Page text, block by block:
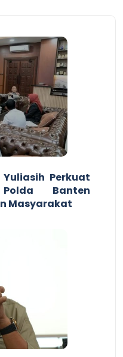
Perkuat
Banten
Masyarakat